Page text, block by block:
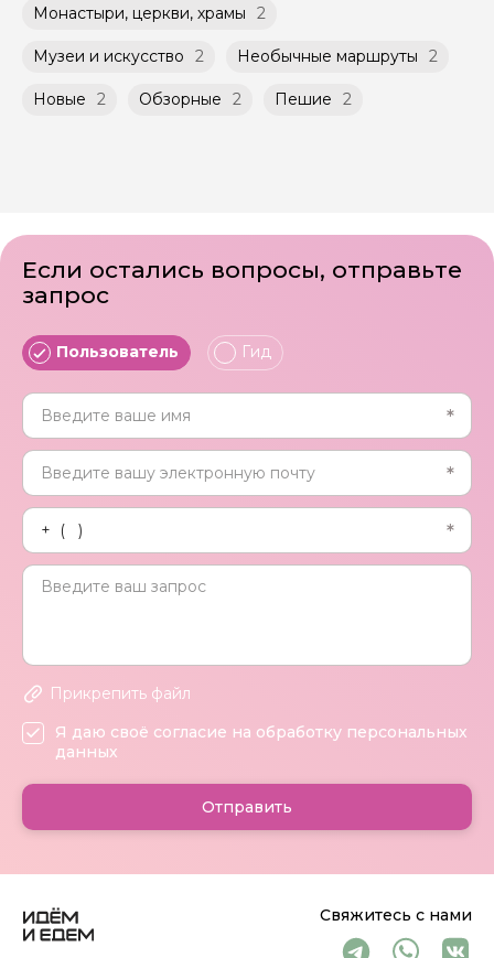
заключенного между Организатором и
к Оферте Сервиса.
Способы оплаты на сайте: Картой
российского банка можно оплатить любую
участников ограничено (группа может быть
Монастыри, церкви, храмы 2
Музеи и искусство 2 Необычные маршруты 2
Новые 2 Обзорные 2 Пешие 2
Свяжитесь с нами
Если остались вопросы, отправьте
запрос
Пользователь Гид
Прикрепить файл
Я даю своё согласие на обработку персональных
данных
Отправить